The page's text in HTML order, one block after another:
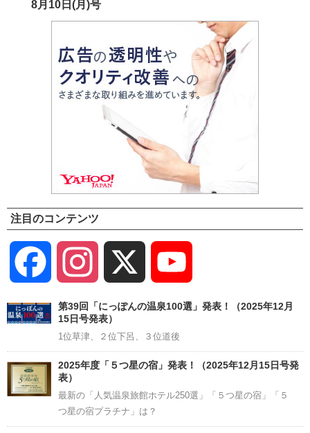
8月10日(月)号
注目のコンテンツ
Facebook Instagram
Channel
第39回「にっぽんの温泉100選」発表！（2025年12月
15日号発表）
1位草津、２位下呂、３位道後
2025年度「５つ星の宿」発表！（2025年12月15日号発
表）
最新の「人気温泉旅館ホテル250選」「５つ星の宿」「５
つ星の宿プラチナ」は？